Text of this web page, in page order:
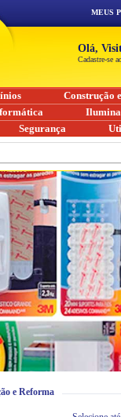
e Reforma
MEUS
Olá,
Cadastre-se
Construção
Segurança